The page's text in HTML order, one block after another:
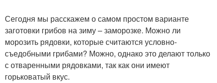
Сегодня мы расскажем о самом простом варианте
заготовки грибов на зиму – заморозке. Можно ли
морозить рядовки, которые считаются условно-
съедобными грибами? Можно, однако это делают только
с отваренными рядовками, так как они имеют
горьковатый вкус.